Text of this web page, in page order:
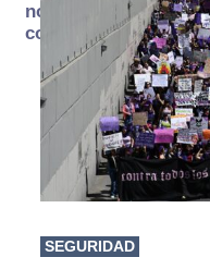
no se
consume
SEGURIDAD